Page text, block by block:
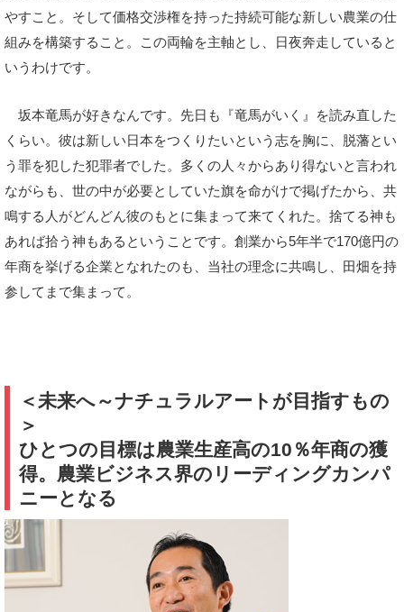
やすこと。そして価格交渉権を持った持続可能な新しい農業の仕
組みを構築すること。この両輪を主軸とし、日夜奔走していると
いうわけです。
坂本竜馬が好きなんです。先日も『竜馬がいく』を読み直した
くらい。彼は新しい日本をつくりたいという志を胸に、脱藩とい
う罪を犯した犯罪者でした。多くの人々からあり得ないと言われ
ながらも、世の中が必要としていた旗を命がけで掲げたから、共
鳴する人がどんどん彼のもとに集まって来てくれた。捨てる神も
あれば拾う神もあるということです。創業から5年半で170億円の
年商を挙げる企業となれたのも、当社の理念に共鳴し、田畑を持
参してまで集まって。
＜未来へ～ナチュラルアートが目指すもの
＞
ひとつの目標は農業生産高の10％年商の獲
得。農業ビジネス界のリーディングカンパ
ニーとなる